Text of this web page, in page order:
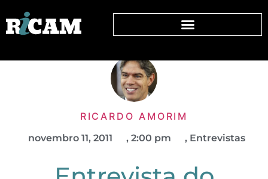
RICARDO AMORIM
novembro 11, 2011 , 2:00 pm , Entrevistas